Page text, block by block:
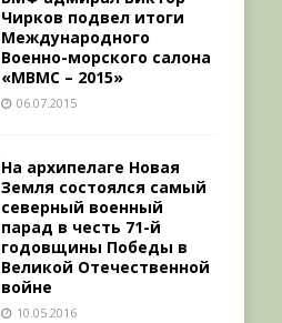
Чирков подвел итоги
Международного
Военно-морского салона
«МВМС – 2015»
06.07.2015
На архипелаге Новая
Земля состоялся самый
северный военный
парад в честь 71-й
годовщины Победы в
Великой Отечественной
войне
10.05.2016